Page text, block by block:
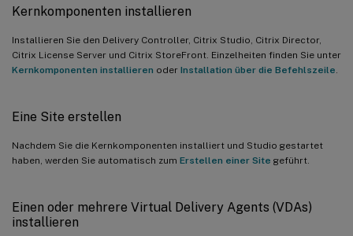
Kernkomponenten installieren
Installieren Sie den Delivery Controller, Citrix Studio, Citrix Director,
Citrix License Server und Citrix StoreFront. Einzelheiten finden Sie unter
Kernkomponenten installieren oder Installation über die Befehlszeile
Eine Site erstellen
Nachdem Sie die Kernkomponenten installiert und Studio gestartet
haben, werden Sie automatisch zum Erstellen einer Site geführt.
Einen oder mehrere Virtual Delivery Agents (VDAs)
installieren